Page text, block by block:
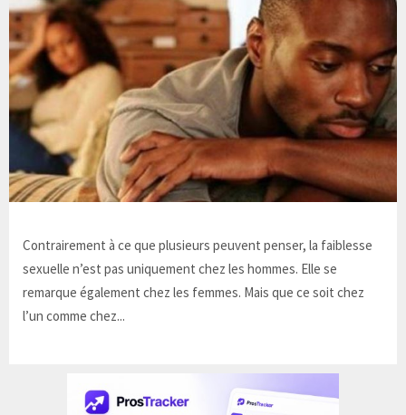
Contrairement à ce que plusieurs peuvent penser, la faiblesse
sexuelle n’est pas uniquement chez les hommes. Elle se
remarque également chez les femmes. Mais que ce soit chez
l’un comme chez...